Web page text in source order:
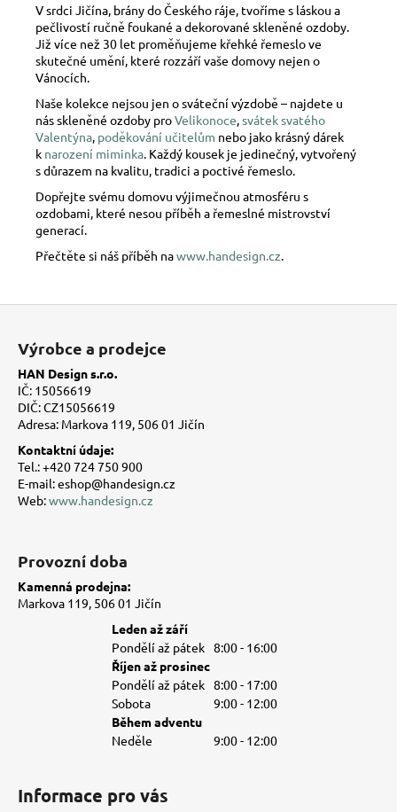
V srdci Jičína, brány do Českého ráje, tvoříme s láskou a
pečlivostí ručně foukané a dekorované skleněné ozdoby.
Již více než 30 let proměňujeme křehké řemeslo ve
skutečné umění, které rozzáří vaše domovy nejen o
Vánocích.
Naše kolekce nejsou jen o sváteční výzdobě – najdete u
nás skleněné ozdoby proVelikonoce,svátek svatého
Valentýna, poděkování učitelům nebo jako krásný dárek
k narození miminka. Každý kousek je jedinečný, vytvořený
s důrazem na kvalitu, tradici a poctivé řemeslo.
Dopřejte svému domovu výjimečnou atmosféru s
ozdobami, které nesou příběh a řemeslné mistrovství
generací.
Přečtěte si náš příběh nawww.handesign.cz.
Výrobce a prodejce
HAN Design s.r.o.
IČ: 15056619
DIČ: CZ15056619
Adresa: Markova 119, 506 01 Jičín
Kontaktní údaje:
Tel.: +420 724 750 900
E-mail: eshop@handesign.cz
Web:www.handesign.cz
Provozní doba
Kamenná prodejna:
Markova 119, 506 01 Jičín
Leden až září
Pondělí až pátek 8:00 - 16:00
Říjen až prosinec
Pondělí až pátek 8:00 - 17:00
Sobota
9:00 - 12:00
Během adventu
Neděle
9:00 - 12:00
Informace pro vás